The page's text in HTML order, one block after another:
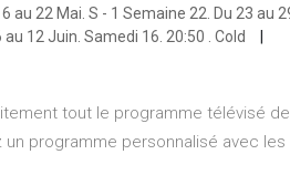
au 22 Mai. S - 1 Semaine 22. Du 23 au
12 Juin. Samedi 16. 20:50 . Cold
tout le programme télévisé
programme personnalisé avec